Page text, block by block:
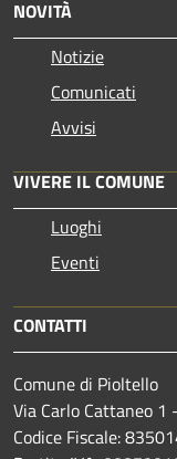
NOVITÀ
Notizie
Comunicati
Avvisi
VIVERE IL COMUNE
Luoghi
Eventi
CONTATTI
Comune di Pioltello
Via Carlo Cattaneo
Codice Fiscale: